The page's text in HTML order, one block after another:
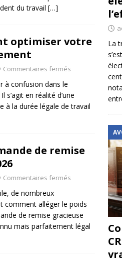
du travail […]
optimiser votre
Commentaires fermés
à confusion dans le
en réalité d’une
à la durée légale de travail
de remise
Commentaires fermés
de nombreux
comment alléger le poids
de remise gracieuse
mais parfaitement légal
La